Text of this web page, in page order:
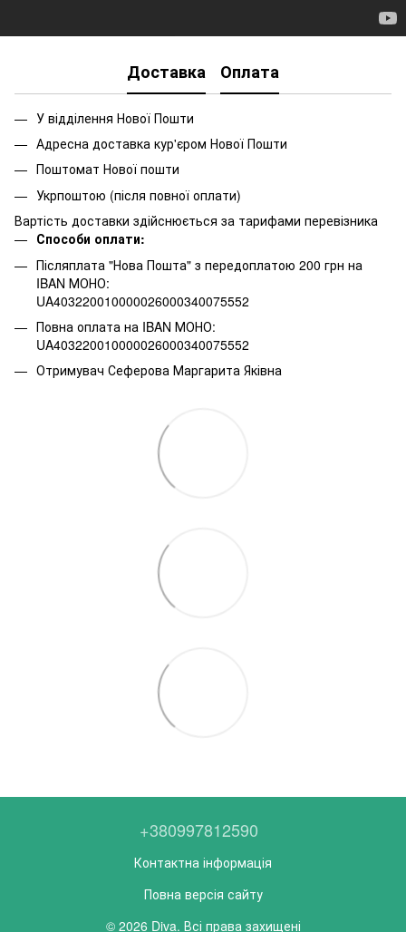
Доставка Оплата
У відділення Нової Пошти
Адресна доставка кур'єром Нової Пошти
Поштомат Нової пошти
Укрпоштою (після повної оплати)
Вартість доставки здійснюється за тарифами перевізника
Способи оплати:
Післяплата "Нова Пошта" з передоплатою 200 грн на
IBAN МОНО:
UA403220010000026000340075552
Повна оплата на IBAN МОНО:
UA403220010000026000340075552
Отримувач Сеферова Маргарита Яківна
+380997812590
Контактна інформація
Повна версія сайту
© 2026 Diva. Всі права захищені